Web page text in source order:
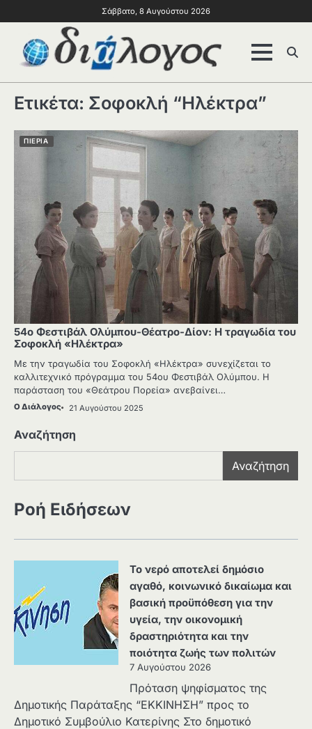
Σάββατο, 8 Αυγούστου 2026
Ετικέτα: Σοφοκλή “Ηλέκτρα”
ΠΙΕΡΙΑ
54ο Φεστιβάλ Ολύμπου-Θέατρο-Δίον: Η τραγωδία του
Σοφοκλή «Ηλέκτρα»
Με την τραγωδία του Σοφοκλή «Ηλέκτρα» συνεχίζεται το
καλλιτεχνικό πρόγραμμα του 54ου Φεστιβάλ Ολύμπου. Η
παράσταση του «Θεάτρου Πορεία» ανεβαίνει…
Ο Διάλογος 21 Αυγούστου 2025
Αναζήτηση
Αναζήτηση
Ροή Ειδήσεων
Το νερό αποτελεί δημόσιο
αγαθό, κοινωνικό δικαίωμα και
βασική προϋπόθεση για την
υγεία, την οικονομική
δραστηριότητα και την
ποιότητα ζωής των πολιτών
7 Αυγούστου 2026
Πρόταση ψηφίσματος της
Δημοτικής Παράταξης “ΕΚΚΙΝΗΣΗ” προς το
Δημοτικό Συμβούλιο Κατερίνης Στο δημοτικό